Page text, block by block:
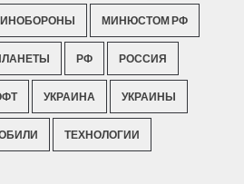
МИНЮСТОМ РФ
РФ РОССИЯ
УКРАИНА УКРАИНЫ
ТЕХНОЛОГИИ